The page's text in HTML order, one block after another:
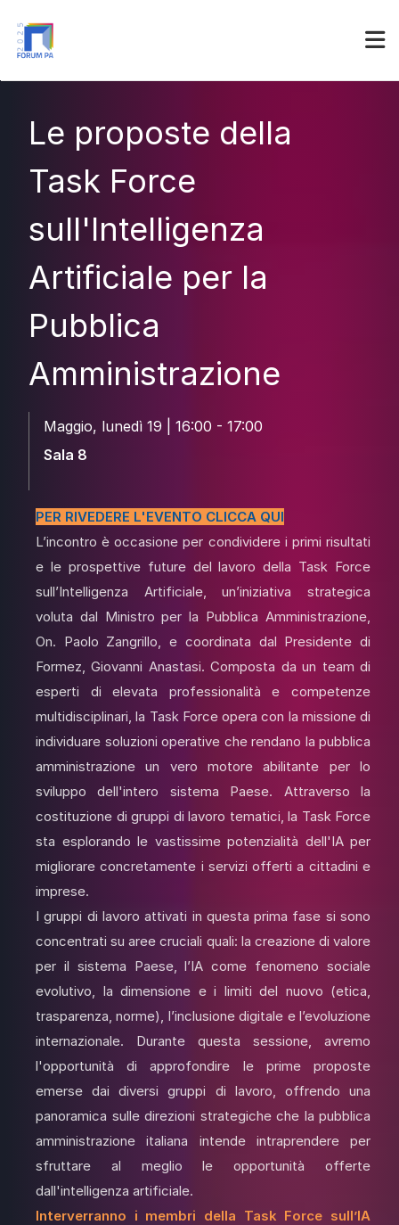
Le proposte della
Task Force
sull'Intelligenza
Artificiale per la
Pubblica
Amministrazione
Maggio, lunedì 19 | 16:00 - 17:00
Sala 8
PER RIVEDERE L'EVENTO CLICCA QUI
L’incontro è occasione per condividere i primi risultati
e le prospettive future del lavoro della Task Force
sull’Intelligenza Artificiale, un’iniziativa strategica
voluta dal Ministro per la Pubblica Amministrazione,
On. Paolo Zangrillo, e coordinata dal Presidente di
Formez, Giovanni Anastasi. Composta da un team di
esperti di elevata professionalità e competenze
multidisciplinari, la Task Force opera con la missione di
individuare soluzioni operative che rendano la pubblica
amministrazione un vero motore abilitante per lo
sviluppo dell'intero sistema Paese. Attraverso la
costituzione di gruppi di lavoro tematici, la Task Force
sta esplorando le vastissime potenzialità dell'IA per
migliorare concretamente i servizi offerti a cittadini e
imprese.
I gruppi di lavoro attivati in questa prima fase si sono
concentrati su aree cruciali quali: la creazione di valore
per il sistema Paese, l’IA come fenomeno sociale
evolutivo, la dimensione e i limiti del nuovo (etica,
trasparenza, norme), l’inclusione digitale e l’evoluzione
internazionale. Durante questa sessione, avremo
l'opportunità di approfondire le prime proposte
emerse dai diversi gruppi di lavoro, offrendo una
panoramica sulle direzioni strategiche che la pubblica
amministrazione italiana intende intraprendere per
sfruttare al meglio le opportunità offerte
dall'intelligenza artificiale.
Interverranno i membri della Task Force sull’IA